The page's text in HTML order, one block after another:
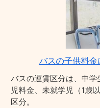
バスの子供料金
バスの運賃区分は、中
児料金、未就学児（1歳
区分。